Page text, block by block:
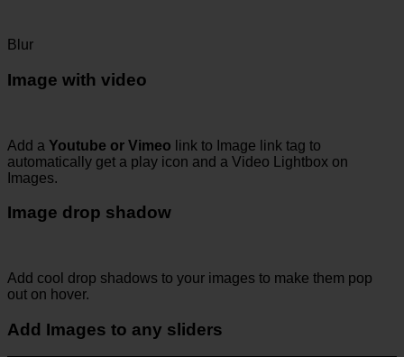
Blur
Image with video
Add a Youtube or Vimeo link to Image link tag to
automatically get a play icon and a Video Lightbox on
Images.
Image drop shadow
Add cool drop shadows to your images to make them pop
out on hover.
Add Images to any sliders